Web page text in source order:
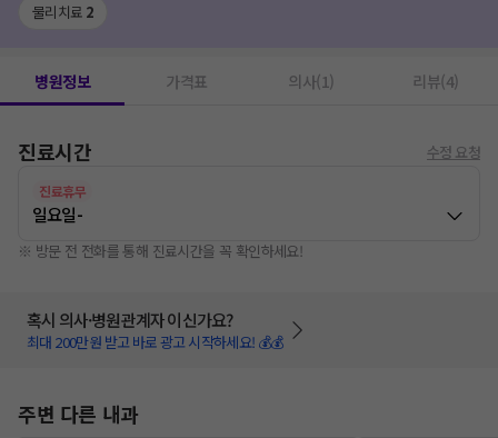
물리치료 2
병원정보 가격표 의사(1) 리뷰(4)
진료시간 수정 요청
진료휴무
일요일-
※ 방문 전 전화를 통해 진료시간을 꼭 확인하세요!
혹시 의사·병원관계자 이신가요?
최대 200만원 받고 바로 광고 시작하세요! 💰💰
주변 다른 내과